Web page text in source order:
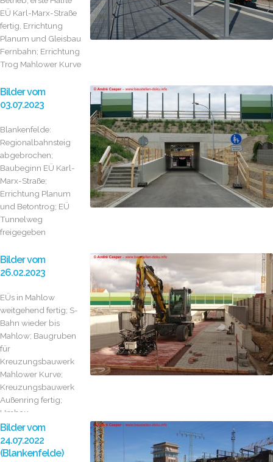
EÜ Karl-Marx-Straße
fertig, Errichtung
Planum und Gleisbau
Fernbahn; Errichtung
Trog Mahlower Kurve
Bilder vom
03.07.2023
Blankenfelde:
Regionalbahnsteig
abgebrochen;
Baubeginn EÜ Karl-
Marx-Straße;
Errichtung Planum
und Betontrog; EÜ
Tunnelweg
freigegeben
Bilder vom
26.02.2023
EÜs in Mahlow
weitgehend fertig; S-
Bahn wieder bis
Mahlow; Baugruben
für
Kreuzungsbauwerk
Mahlower Kurve;
Kreuzungsbauwerk
Außenring fertig;
Umbau
Bahnsteigtunnel
Blankenfelde
Bilder vom
24.07.2022
(Blankenfelde)